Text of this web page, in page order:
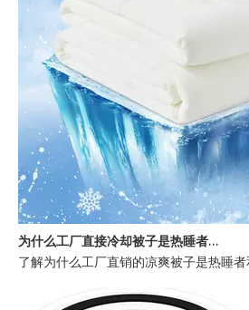
为什么工厂直接冷却被子是热睡者的最佳选择
了解为什么工厂直销的凉爽被子是热睡